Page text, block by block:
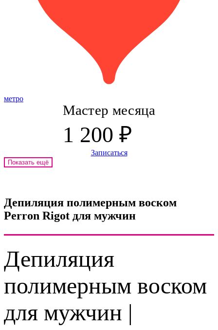
метро
Мастер месяца
1 200 ₽
Записаться
Показать ещё
Депиляция полимерным воском
Perron Rigot для мужчин
Депиляция
полимерным воском
для мужчин |